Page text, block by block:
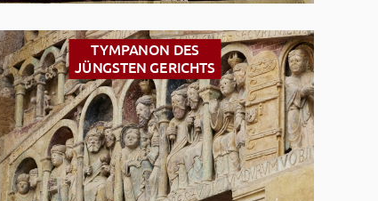
TYMPANON DES
JÜNGSTEN GERICHTS